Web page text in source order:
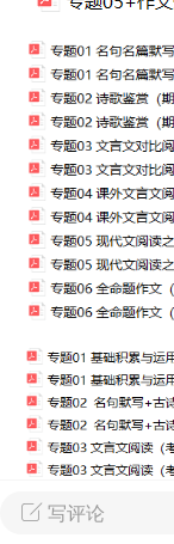
0
中考资料
（附解析）
写评论